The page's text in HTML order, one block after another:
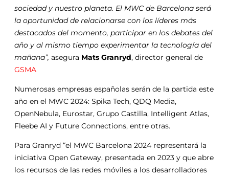
sociedad y nuestro planeta. El MWC de Barcelona será
la oportunidad de relacionarse con los líderes más
destacados del momento, participar en los debates del
año y al mismo tiempo experimentar la tecnología del
mañana”, asegura Mats Granryd, director general de
GSMA
Numerosas empresas españolas serán de la partida este
año en el MWC 2024: Spika Tech, QDQ Media,
OpenNebula, Eurostar, Grupo Castilla, Intelligent Atlas,
Fleebe AI y Future Connections, entre otras.
Para Granryd “el MWC Barcelona 2024 representará la
iniciativa Open Gateway, presentada en 2023 y que abre
los recursos de las redes móviles a los desarrolladores